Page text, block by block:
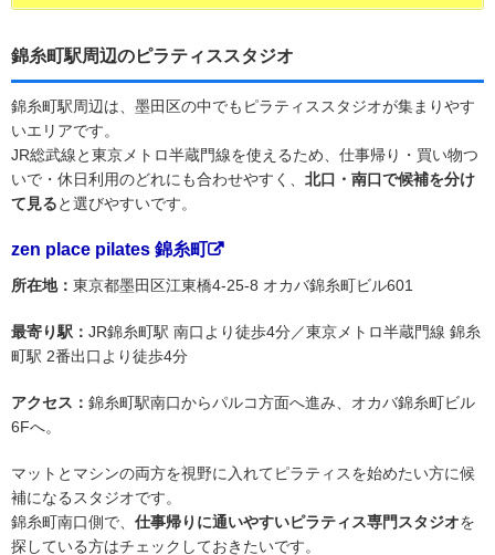
錦糸町駅周辺のピラティススタジオ
錦糸町駅周辺は、墨田区の中でもピラティススタジオが集まりやす
いエリアです。
JR総武線と東京メトロ半蔵門線を使えるため、仕事帰り・買い物つ
いで・休日利用のどれにも合わせやすく、 北口・南口で候補を分け
て見ると選びやすいです。
zen place pilates 錦糸町
所在地： 東京都墨田区江東橋4-25-8 オカバ錦糸町ビル601
最寄り駅： JR錦糸町駅 南口より徒歩4分／東京メトロ半蔵門線 錦糸
町駅 2番出口より徒歩4分
アクセス： 錦糸町駅南口からパルコ方面へ進み、オカバ錦糸町ビル
6Fへ。
マットとマシンの両方を視野に入れてピラティスを始めたい方に候
補になるスタジオです。
錦糸町南口側で、 仕事帰りに通いやすいピラティス専門スタジオを
探している方はチェックしておきたいです。